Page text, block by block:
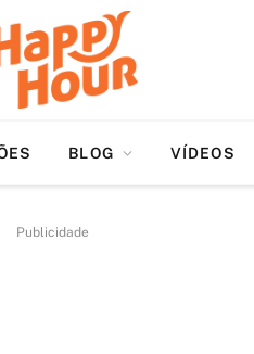
BLOG VÍDEOS
Publicidade